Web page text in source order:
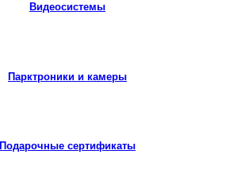
Видеосистемы
Парктроники и камеры
Подарочные сертификаты